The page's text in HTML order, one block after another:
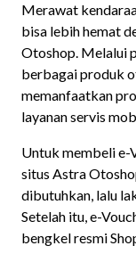
Merawat
bisa lebih hemat
Otoshop. Melalui
berbagai produk
memanfaatkan
layanan servis
Untuk membeli e-
situs Astra
dibutuhkan, lalu
Setelah itu, e-
bengkel resmi